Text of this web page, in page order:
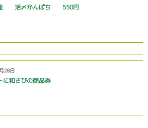
活〆かんぱち 550円
28日
に和さびの商品券